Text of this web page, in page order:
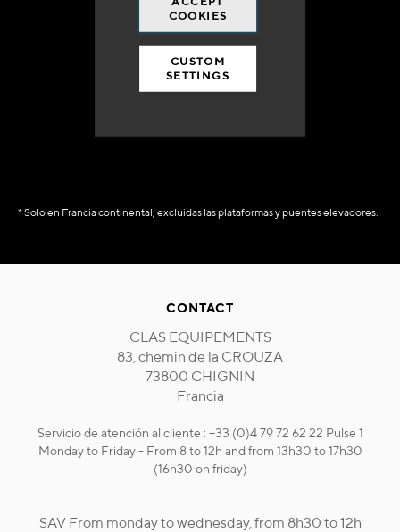
COOKIES
CUSTOM
SETTINGS
* Solo en Francia continental, excluidas las plataformas y puentes elevadores.
CONTACT
CLAS EQUIPEMENTS
83, chemin de la CROUZA
73800 CHIGNIN
Francia
Servicio de atención al cliente : +33 (0)4 79 72 62 22 Pulse 1
Monday to Friday - From 8 to 12h and from 13h30 to 17h30
(16h30 on friday)
SAV From monday to wednesday, from 8h30 to 12h